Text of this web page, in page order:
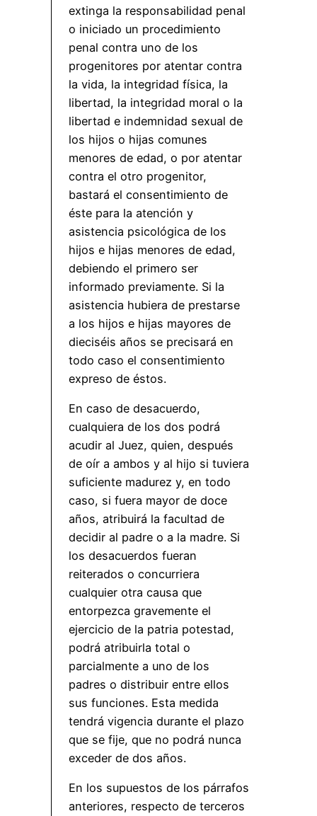
extinga la responsabilidad penal
o iniciado un procedimiento
penal contra uno de los
progenitores por atentar contra
la vida, la integridad física, la
libertad, la integridad moral o la
libertad e indemnidad sexual de
los hijos o hijas comunes
menores de edad, o por atentar
contra el otro progenitor,
bastará el consentimiento de
éste para la atención y
asistencia psicológica de los
hijos e hijas menores de edad,
debiendo el primero ser
informado previamente. Si la
asistencia hubiera de prestarse
a los hijos e hijas mayores de
dieciséis años se precisará en
todo caso el consentimiento
expreso de éstos.
En caso de desacuerdo,
cualquiera de los dos podrá
acudir al Juez, quien, después
de oír a ambos y al hijo si tuviera
suficiente madurez y, en todo
caso, si fuera mayor de doce
años, atribuirá la facultad de
decidir al padre o a la madre. Si
los desacuerdos fueran
reiterados o concurriera
cualquier otra causa que
entorpezca gravemente el
ejercicio de la patria potestad,
podrá atribuirla total o
parcialmente a uno de los
padres o distribuir entre ellos
sus funciones. Esta medida
tendrá vigencia durante el plazo
que se fije, que no podrá nunca
exceder de dos años.
En los supuestos de los párrafos
anteriores, respecto de terceros